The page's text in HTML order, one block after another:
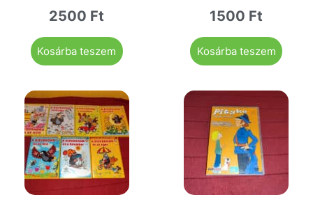
2500 Ft
Kosárba teszem
1500 Ft
Kosárba teszem